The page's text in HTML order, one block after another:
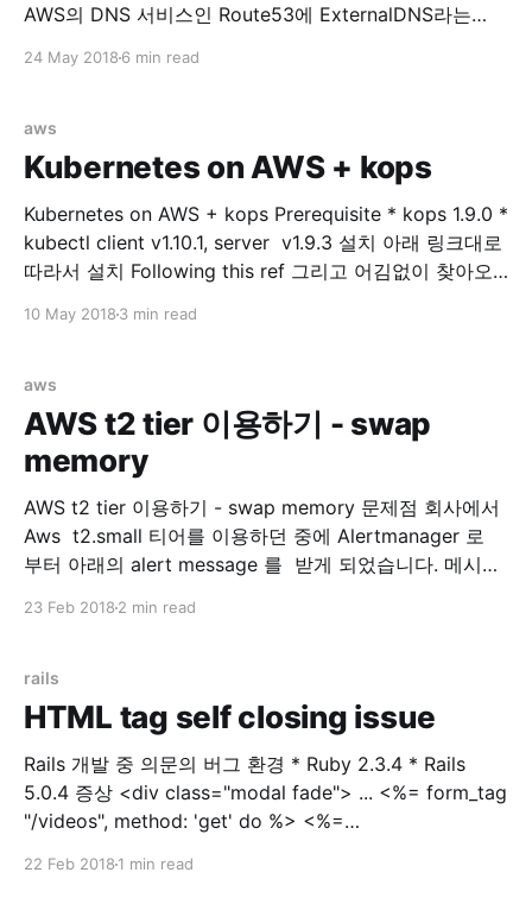
AWS의 DNS 서비스인 Route53에 ExternalDNS라는
study를 하며 알게된 부분을 정리하는데 목적이 있습니
24 May 2018 6 min read
aws
Kubernetes on AWS + kops
Kubernetes on AWS + kops Prerequisite * kops 1.9.0 *
kubectl client v1.10.1, server v1.9.3 설치 아래 링크대로
따라서 설치 Following this ref 그리고 어김없이 찾아오
kops update cluster —yes $NAME) 후에 아래와 같은
10 May 2018 3 min read
aws
AWS t2 tier 이용하기 - swap
memory
AWS t2 tier 이용하기 - swap memory 문제점 회사에서
Aws t2.small 티어를 이용하던 중에 Alertmanager 로
부터 아래의 alert message 를 받게 되었습니다. 메시지
23 Feb 2018 2 min read
rails
HTML tag self closing issue
Rails 개발 중 의문의 버그 환경 * Ruby 2.3.4 * Rails
5.0.4 증상 <div class="modal fade"> ... <%= form_tag
"/videos", method: 'get' do %> <%=
22 Feb 2018 1 min read